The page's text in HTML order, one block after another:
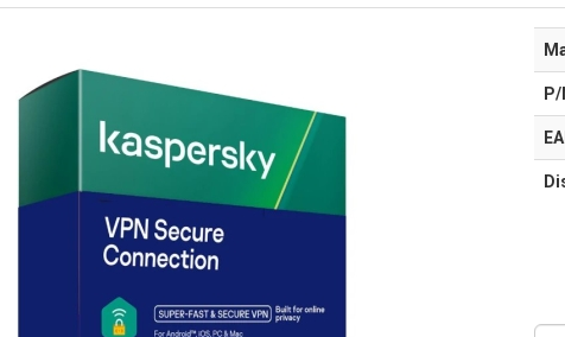
P/